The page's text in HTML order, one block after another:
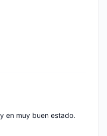
en muy buen estado.